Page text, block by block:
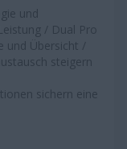
und
/ Dual Pro
und Übersicht /
steigern
sichern eine